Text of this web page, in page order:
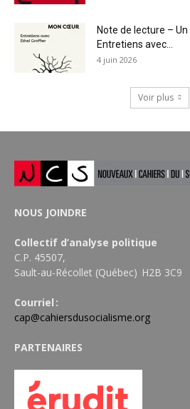
Note de lecture –
Entretiens avec...
4 juin 2026
Voir plus
NOUS JOINDRE
Collectif d’analyse politique
C.P. 45507,
Sault-au-Récollet (Québec) H2B 3C9
Courriel :
cap@cahiersdusocialisme.org
PARTENAIRES